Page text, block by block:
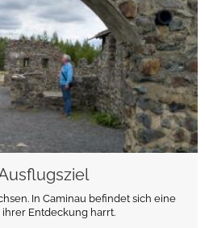
In Caminau befindet sich eine
Entdeckung harrt.